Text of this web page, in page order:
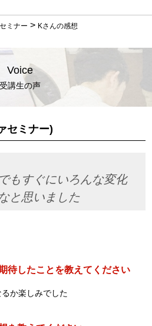
ミナー > Kさんの感想
Voice
受講生の声
セミナー)
もすぐにいろんな変化
と思いました
待したことを教えてください
か楽しみでした